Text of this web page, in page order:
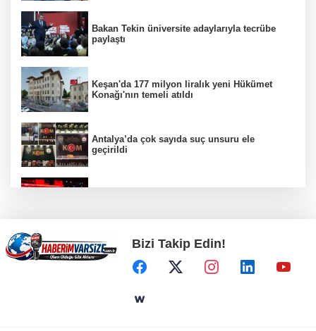
Bakan Tekin üniversite adaylarıyla tecrübe
paylaştı
Keşan'da 177 milyon liralık yeni Hükümet
Konağı'nın temeli atıldı
Antalya’da çok sayıda suç unsuru ele
geçirildi
Anadolu Dostluk Rallisi'nde ilk yarı
tamamlandı
Yuntdağı’nın 10 kilometrelik yolunda konfor
Bizi Takip Edin!